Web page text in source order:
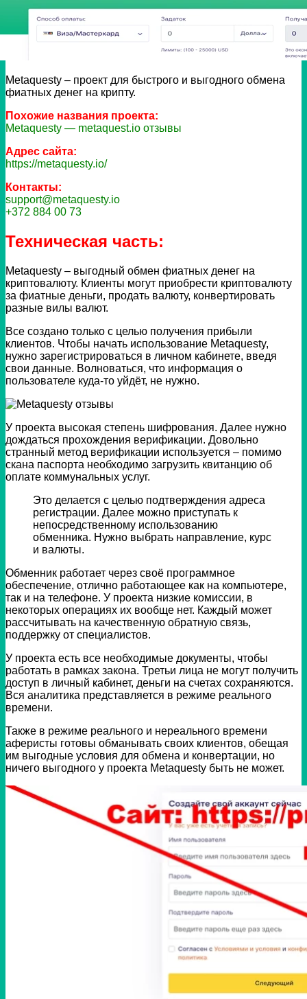
Metaquesty – проект для быстрого и выгодного обмена
фиатных денег на крипту.
Похожие названия проекта:
Metaquesty — metaquest.io отзывы
Адрес сайта:
https://metaquesty.io/
Контакты:
support@metaquesty.io
+372 884 00 73
Техническая часть:
Metaquesty – выгодный обмен фиатных денег на
криптовалюту. Клиенты могут приобрести криптовалюту
за фиатные деньги, продать валюту, конвертировать
разные вилы валют.
Все создано только с целью получения прибыли
клиентов. Чтобы начать использование Metaquesty,
нужно зарегистрироваться в личном кабинете, введя
свои данные. Волноваться, что информация о
пользователе куда-то уйдёт, не нужно.
У проекта высокая степень шифрования. Далее нужно
дождаться прохождения верификации. Довольно
странный метод верификации используется – помимо
скана паспорта необходимо загрузить квитанцию об
оплате коммунальных услуг.
Это делается с целью подтверждения адреса
регистрации. Далее можно приступать к
непосредственному использованию
обменника. Нужно выбрать направление, курс
и валюты.
Обменник работает через своё программное
обеспечение, отлично работающее как на компьютере,
так и на телефоне. У проекта низкие комиссии, в
некоторых операциях их вообще нет. Каждый может
рассчитывать на качественную обратную связь,
поддержку от специалистов.
У проекта есть все необходимые документы, чтобы
работать в рамках закона. Третьи лица не могут получить
доступ в личный кабинет, деньги на счетах сохраняются.
Вся аналитика представляется в режиме реального
времени.
Также в режиме реального и нереального времени
аферисты готовы обманывать своих клиентов, обещая
им выгодные условия для обмена и конвертации, но
ничего выгодного у проекта Metaquesty быть не может.